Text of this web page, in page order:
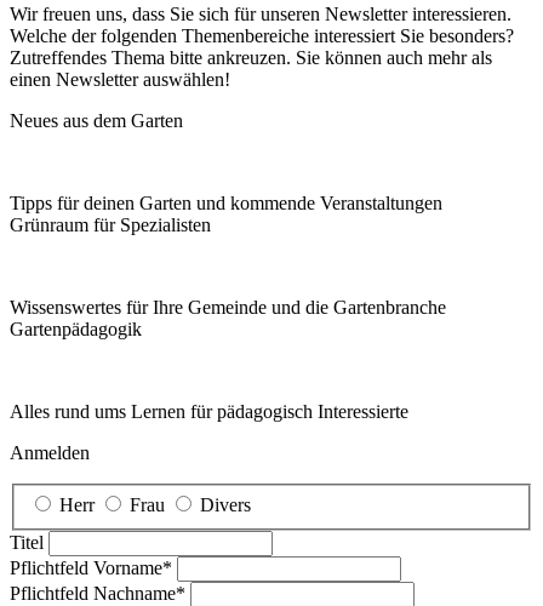
Wir freuen uns, dass Sie sich für unseren Newsletter interessieren.
Welche der folgenden Themenbereiche interessiert Sie besonders?
Zutreffendes Thema bitte ankreuzen. Sie können auch mehr als
einen Newsletter auswählen!
Neues aus dem Garten
Tipps für deinen Garten und kommende Veranstaltungen
Grünraum für Spezialisten
Wissenswertes für Ihre Gemeinde und die Gartenbranche
Garten­pädagogik
Alles rund ums Lernen für pädagogisch Interessierte
Anmelden
Herr Frau
Divers
Titel
Pflichtfeld Vorname*
Pflichtfeld Nachname*